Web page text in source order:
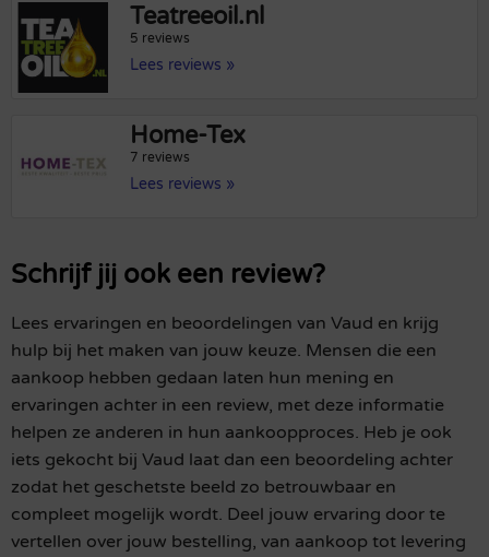
Teatreeoil.nl
5 reviews
Lees reviews »
Home-Tex
7 reviews
Lees reviews »
Schrijf jij ook een review?
Lees ervaringen en beoordelingen van Vaud en krijg
hulp bij het maken van jouw keuze. Mensen die een
aankoop hebben gedaan laten hun mening en
ervaringen achter in een review, met deze informatie
helpen ze anderen in hun aankoopproces. Heb je ook
iets gekocht bij Vaud laat dan een beoordeling achter
zodat het geschetste beeld zo betrouwbaar en
compleet mogelijk wordt. Deel jouw ervaring door te
vertellen over jouw bestelling, van aankoop tot levering